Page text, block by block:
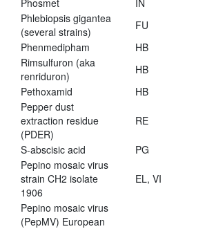
Phosmet
IN
Phlebiopsis gigantea
(several strains)
FU
Phenmedipham
HB
Rimsulfuron (aka
renriduron)
HB
Pethoxamid
HB
Pepper dust
extraction residue
(PDER)
RE
S-abscisic acid
PG
Pepino mosaic virus
strain CH2 isolate
1906
EL, VI
Pepino mosaic virus
(PepMV) European